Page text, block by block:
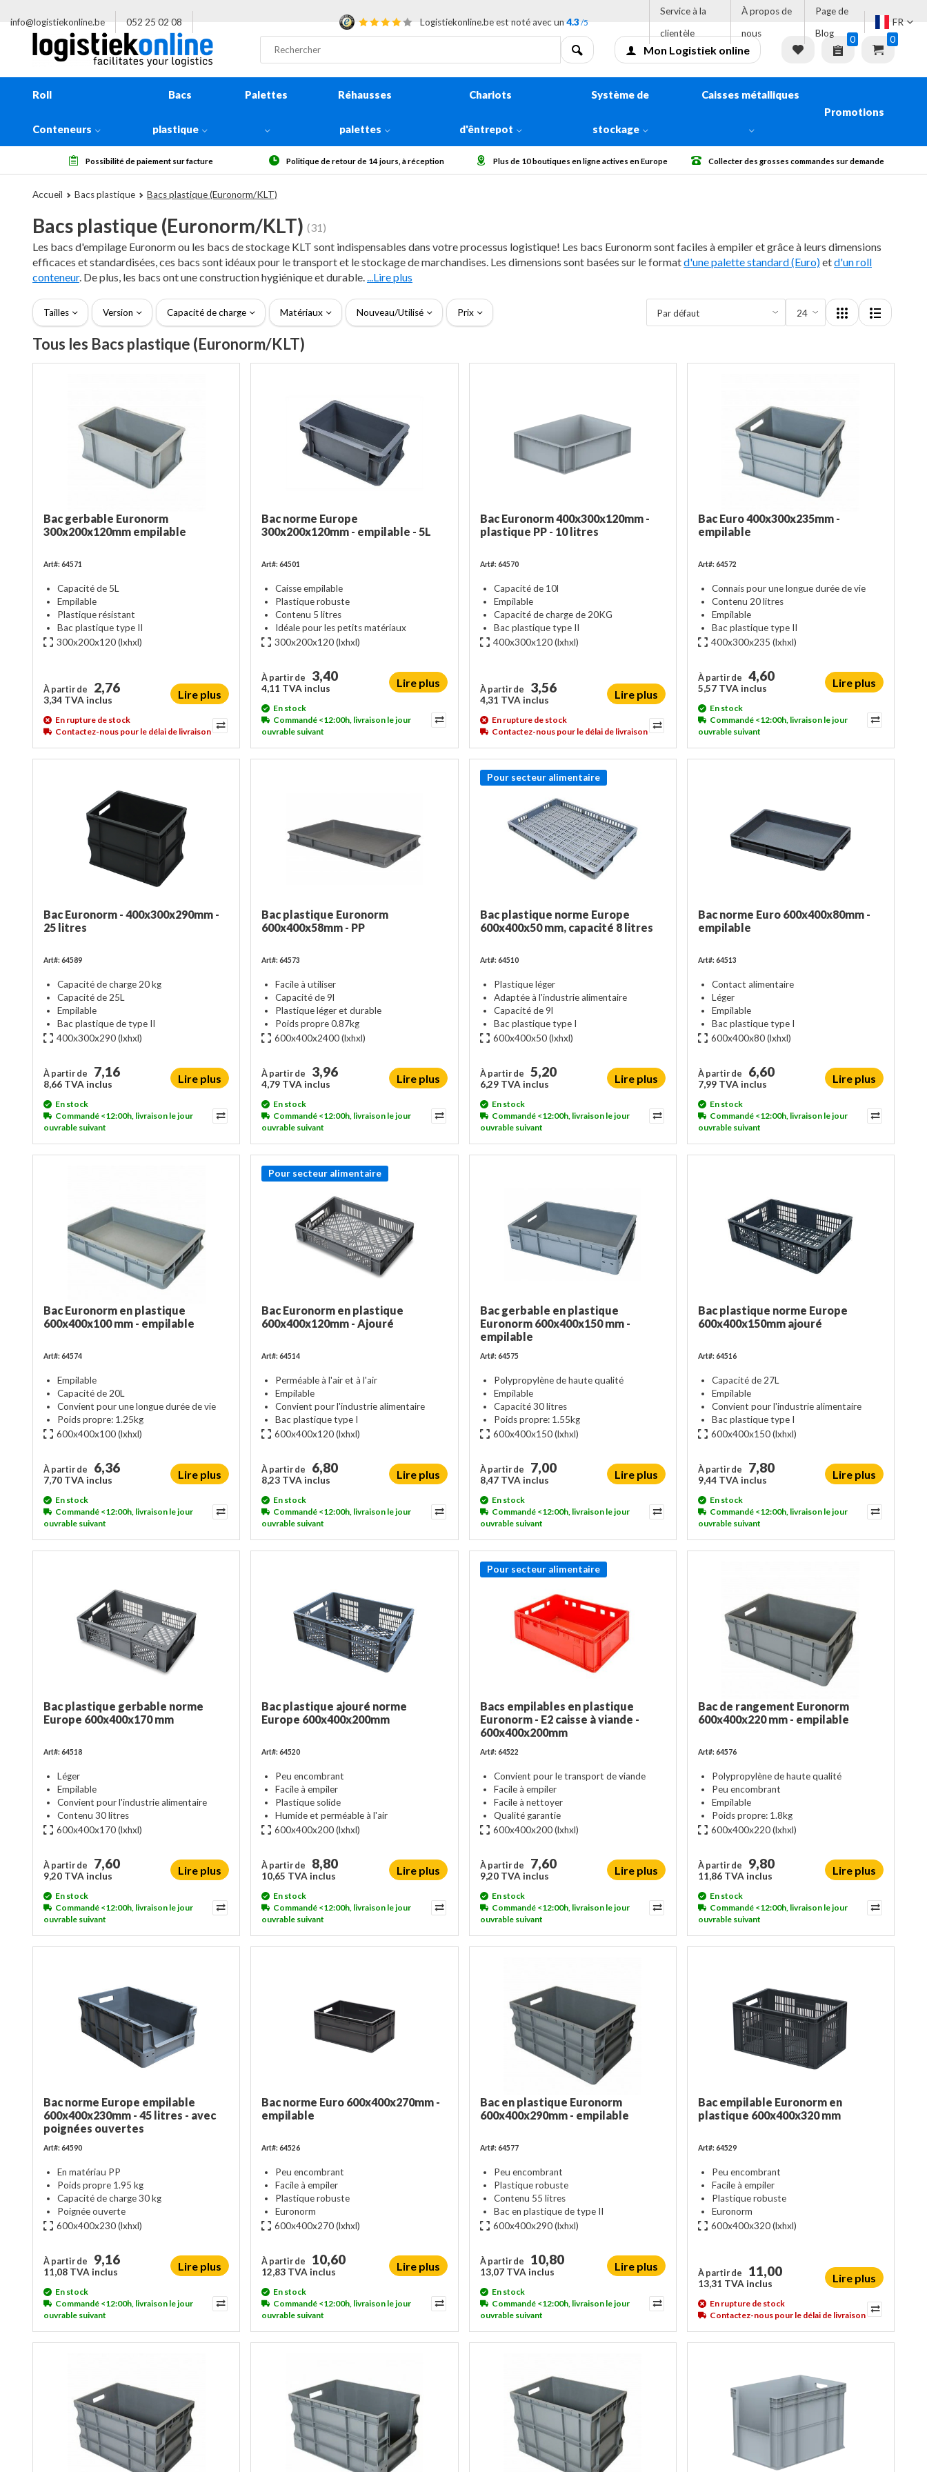
info@logistiekonline.be 052 25 02 08 Logistiekonline.be est noté avec un 4.3 /5
Service à la
clientèle
À propos de
nous
Page de
Blog
FR
Mon Logistiek online
0 0
Roll
Conteneurs
Bacs
plastique
Palettes Réhausses
palettes
Chariots
d'êntrepot
Système de
stockage
Caisses métalliques
Promotions
Politique de retour de 14 jours, à réception Plus de 10 boutiques en ligne actives en Europe Collecter des grosses commandes sur demande Livraison gratuite à partir de € 500 Sans TVA.
Accueil Bacs plastique Bacs plastique (Euronorm/KLT)
Bacs plastique (Euronorm/KLT) (31)
Les bacs d'empilage Euronorm ou les bacs de stockage KLT sont indispensables dans votre processus logistique! Les bacs Euronorm sont faciles à empiler et grâce à leurs dimensions
efficaces et standardisées, ces bacs sont idéaux pour le transport et le stockage de marchandises. Les dimensions sont basées sur le formatd'une palette standard (Euro)etd'un roll
conteneur. De plus, les bacs ont une construction hygiénique et durable....Lire plus
Tailles Version Capacité de charge Matériaux Nouveau/Utilisé Prix
Tous les Bacs plastique (Euronorm/KLT)
Bac gerbable Euronorm
300x200x120mm empilable
Art#: 64571
Capacité de 5L
Empilable
Plastique résistant
Bac plastique type II
300x200x120(lxhxl)
À partir de 2,76
3,34 TVA inclus Lire plus
En rupture de stock
Contactez-nous pour le délai de livraison
Bac norme Europe
300x200x120mm - empilable - 5L
Art#: 64501
Caisse empilable
Plastique robuste
Contenu 5 litres
Idéale pour les petits matériaux
300x200x120(lxhxl)
À partir de 3,40
4,11 TVA inclus Lire plus
En stock
Commandé <12:00h, livraison le jour
ouvrable suivant
Bac Euronorm 400x300x120mm -
plastique PP - 10 litres
Art#: 64570
Capacité de 10l
Empilable
Capacité de charge de 20KG
Bac plastique type II
400x300x120(lxhxl)
À partir de 3,56
4,31 TVA inclus Lire plus
En rupture de stock
Contactez-nous pour le délai de livraison
Bac Euro 400x300x235mm -
empilable
Art#: 64572
Connais pour une longue durée de vie
Contenu 20 litres
Empilable
Bac plastique type II
400x300x235 (lxhxl)
À partir de 4,60
5,57 TVA inclus Lire plus
En stock
Commandé <12:00h, livraison le jour
ouvrable suivant
Bac Euronorm - 400x300x290mm -
25 litres
Art#: 64589
Capacité de charge 20 kg
Capacité de 25L
Empilable
Bac plastique de type II
400x300x290(lxhxl)
À partir de 7,16
8,66 TVA inclus Lire plus
En stock
Commandé <12:00h, livraison le jour
ouvrable suivant
Bac plastique Euronorm
600x400x58mm - PP
Art#: 64573
Facile à utiliser
Capacité de 9l
Plastique léger et durable
Poids propre 0.87kg
600x400x2400(lxhxl)
À partir de 3,96
4,79 TVA inclus Lire plus
En stock
Commandé <12:00h, livraison le jour
ouvrable suivant
Pour secteur alimentaire
Bac plastique norme Europe
600x400x50 mm, capacité 8 litres
Art#: 64510
Plastique léger
Adaptée à l'industrie alimentaire
Capacité de 9l
Bac plastique type I
600x400x50(lxhxl)
À partir de 5,20
6,29 TVA inclus Lire plus
En stock
Commandé <12:00h, livraison le jour
ouvrable suivant
Bac norme Euro 600x400x80mm -
empilable
Art#: 64513
Contact alimentaire
Léger
Empilable
Bac plastique type I
600x400x80(lxhxl)
À partir de 6,60
7,99 TVA inclus Lire plus
En stock
Commandé <12:00h, livraison le jour
ouvrable suivant
Bac Euronorm en plastique
600x400x100 mm - empilable
Art#: 64574
Empilable
Capacité de 20L
Convient pour une longue durée de vie
Poids propre: 1.25kg
600x400x100(lxhxl)
À partir de 6,36
7,70 TVA inclus Lire plus
En stock
Commandé <12:00h, livraison le jour
ouvrable suivant
Pour secteur alimentaire
Bac Euronorm en plastique
600x400x120mm - Ajouré
Art#: 64514
Perméable à l'air et à l'air
Empilable
Convient pour l'industrie alimentaire
Bac plastique type I
600x400x120(lxhxl)
À partir de 6,80
8,23 TVA inclus Lire plus
En stock
Commandé <12:00h, livraison le jour
ouvrable suivant
Bac gerbable en plastique
Euronorm 600x400x150 mm -
empilable
Art#: 64575
Polypropylène de haute qualité
Empilable
Capacité 30 litres
Poids propre: 1.55kg
600x400x150(lxhxl)
À partir de 7,00
8,47 TVA inclus Lire plus
En stock
Commandé <12:00h, livraison le jour
ouvrable suivant
Bac plastique norme Europe
600x400x150mm ajouré
Art#: 64516
Capacité de 27L
Empilable
Convient pour l'industrie alimentaire
Bac plastique type I
600x400x150(lxhxl)
À partir de 7,80
9,44 TVA inclus Lire plus
En stock
Commandé <12:00h, livraison le jour
ouvrable suivant
Bac plastique gerbable norme
Europe 600x400x170 mm
Art#: 64518
Léger
Empilable
Convient pour l'industrie alimentaire
Contenu 30 litres
600x400x170(lxhxl)
À partir de 7,60
9,20 TVA inclus Lire plus
En stock
Commandé <12:00h, livraison le jour
ouvrable suivant
Bac plastique ajouré norme
Europe 600x400x200mm
Art#: 64520
Peu encombrant
Facile à empiler
Plastique solide
Humide et perméable à l'air
600x400x200(lxhxl)
À partir de 8,80
10,65 TVA inclus Lire plus
En stock
Commandé <12:00h, livraison le jour
ouvrable suivant
Pour secteur alimentaire
Bacs empilables en plastique
Euronorm - E2 caisse à viande -
600x400x200mm
Art#: 64522
Convient pour le transport de viande
Facile à empiler
Facile à nettoyer
Qualité garantie
600x400x200(lxhxl)
À partir de 7,60
9,20 TVA inclus Lire plus
En stock
Commandé <12:00h, livraison le jour
ouvrable suivant
Bac de rangement Euronorm
600x400x220 mm - empilable
Art#: 64576
Polypropylène de haute qualité
Peu encombrant
Empilable
Poids propre: 1.8kg
600x400x220(lxhxl)
À partir de 9,80
11,86 TVA inclus Lire plus
En stock
Commandé <12:00h, livraison le jour
ouvrable suivant
Bac norme Europe empilable
600x400x230mm - 45 litres - avec
poignées ouvertes
Art#: 64590
En matériau PP
Poids propre 1.95 kg
Capacité de charge 30 kg
Poignée ouverte
600x400x230(lxhxl)
À partir de 9,16
11,08 TVA inclus Lire plus
En stock
Commandé <12:00h, livraison le jour
ouvrable suivant
Bac norme Euro 600x400x270mm -
empilable
Art#: 64526
Peu encombrant
Facile à empiler
Plastique robuste
Euronorm
600x400x270(lxhxl)
À partir de 10,60
12,83 TVA inclus Lire plus
En stock
Commandé <12:00h, livraison le jour
ouvrable suivant
Bac en plastique Euronorm
600x400x290mm - empilable
Art#: 64577
Peu encombrant
Plastique robuste
Contenu 55 litres
Bac en plastique de type II
600x400x290(lxhxl)
À partir de 10,80
13,07 TVA inclus Lire plus
En stock
Commandé <12:00h, livraison le jour
ouvrable suivant
Bac empilable Euronorm en
plastique 600x400x320 mm
Art#: 64529
Peu encombrant
Facile à empiler
Plastique robuste
Euronorm
600x400x320(lxhxl)
À partir de 11,00
13,31 TVA inclus Lire plus
En rupture de stock
Contactez-nous pour le délai de livraison